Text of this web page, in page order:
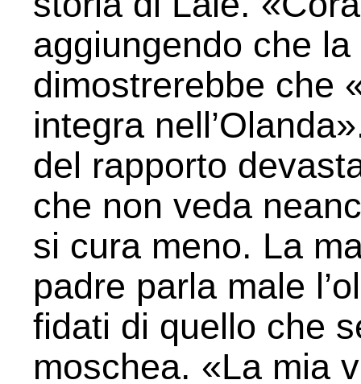
aggiungendo che
dimostrerebbe che
integra
del rapporto
che non veda
si cura meno. La
padre parla male
fidati di quello che
moschea. «La mia